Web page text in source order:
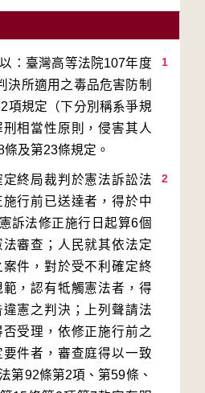
1
：臺灣高等法院107年度
決所適用之毒品危害防制
項規定（下分別稱系爭規
相當性原則，侵害其人
2
終局裁判於憲法訴訟法
施行前已送達者，得於中
訴法修正施行日起算6個
審查；人民就其依法定
件，對於受不利確定終
，認有牴觸憲法者，得
憲之判決；上列聲請法
受理，依修正施行前之
件者，審查庭得以一致
第92條第2項、第59條、